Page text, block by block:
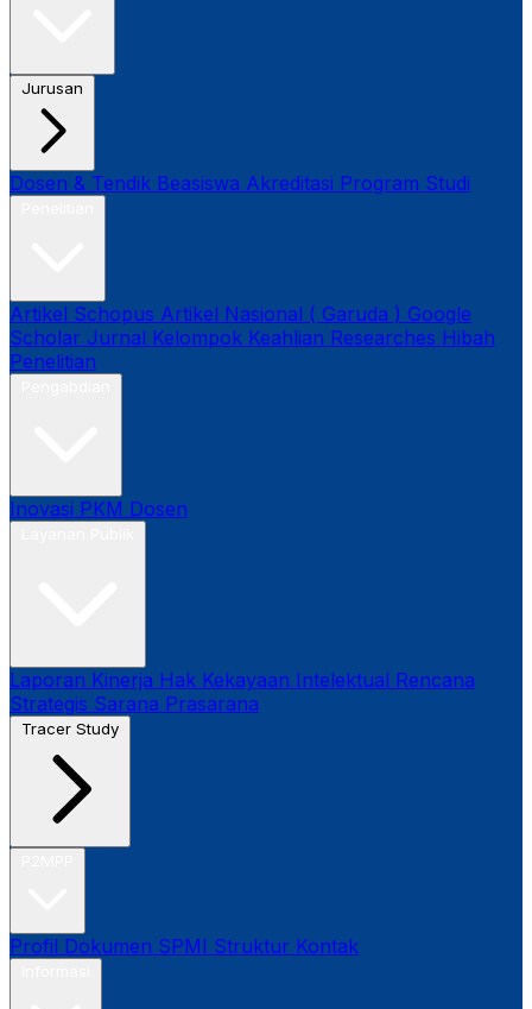
Jurusan
Dosen & Tendik Beasiswa Akreditasi Program Studi
Artikel Schopus Artikel Nasional ( Garuda ) Google
Scholar Jurnal Kelompok Keahlian Researches Hibah
Penelitian
Inovasi PKM Dosen
Laporan Kinerja Hak Kekayaan Intelektual Rencana
Strategis Sarana Prasarana
Tracer Study
Profil Dokumen SPMI Struktur Kontak